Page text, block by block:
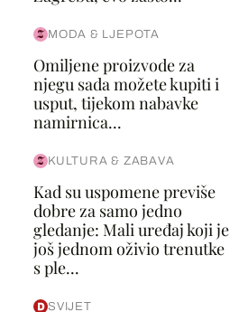
MODA & LJEPOTA
Omiljene proizvode za
njegu sada možete kupiti i
usput, tijekom nabavke
namirnica...
KULTURA & ZABAVA
Kad su uspomene previše
dobre za samo jedno
gledanje: Mali uređaj koji je
još jednom oživio trenutke
s ple...
SVIJET